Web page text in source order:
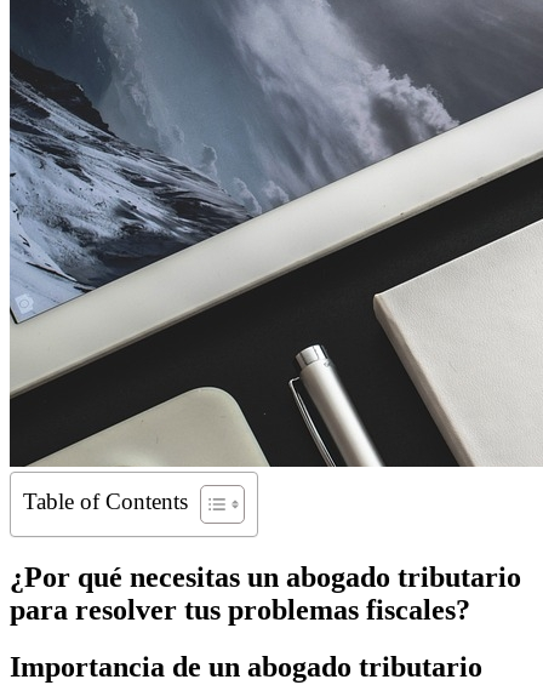
Servicios
Table of Contents
¿Por qué necesitas un abogado tributario
para resolver tus problemas fiscales?
Importancia de un abogado tributario